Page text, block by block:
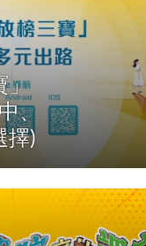
」
、
擇)